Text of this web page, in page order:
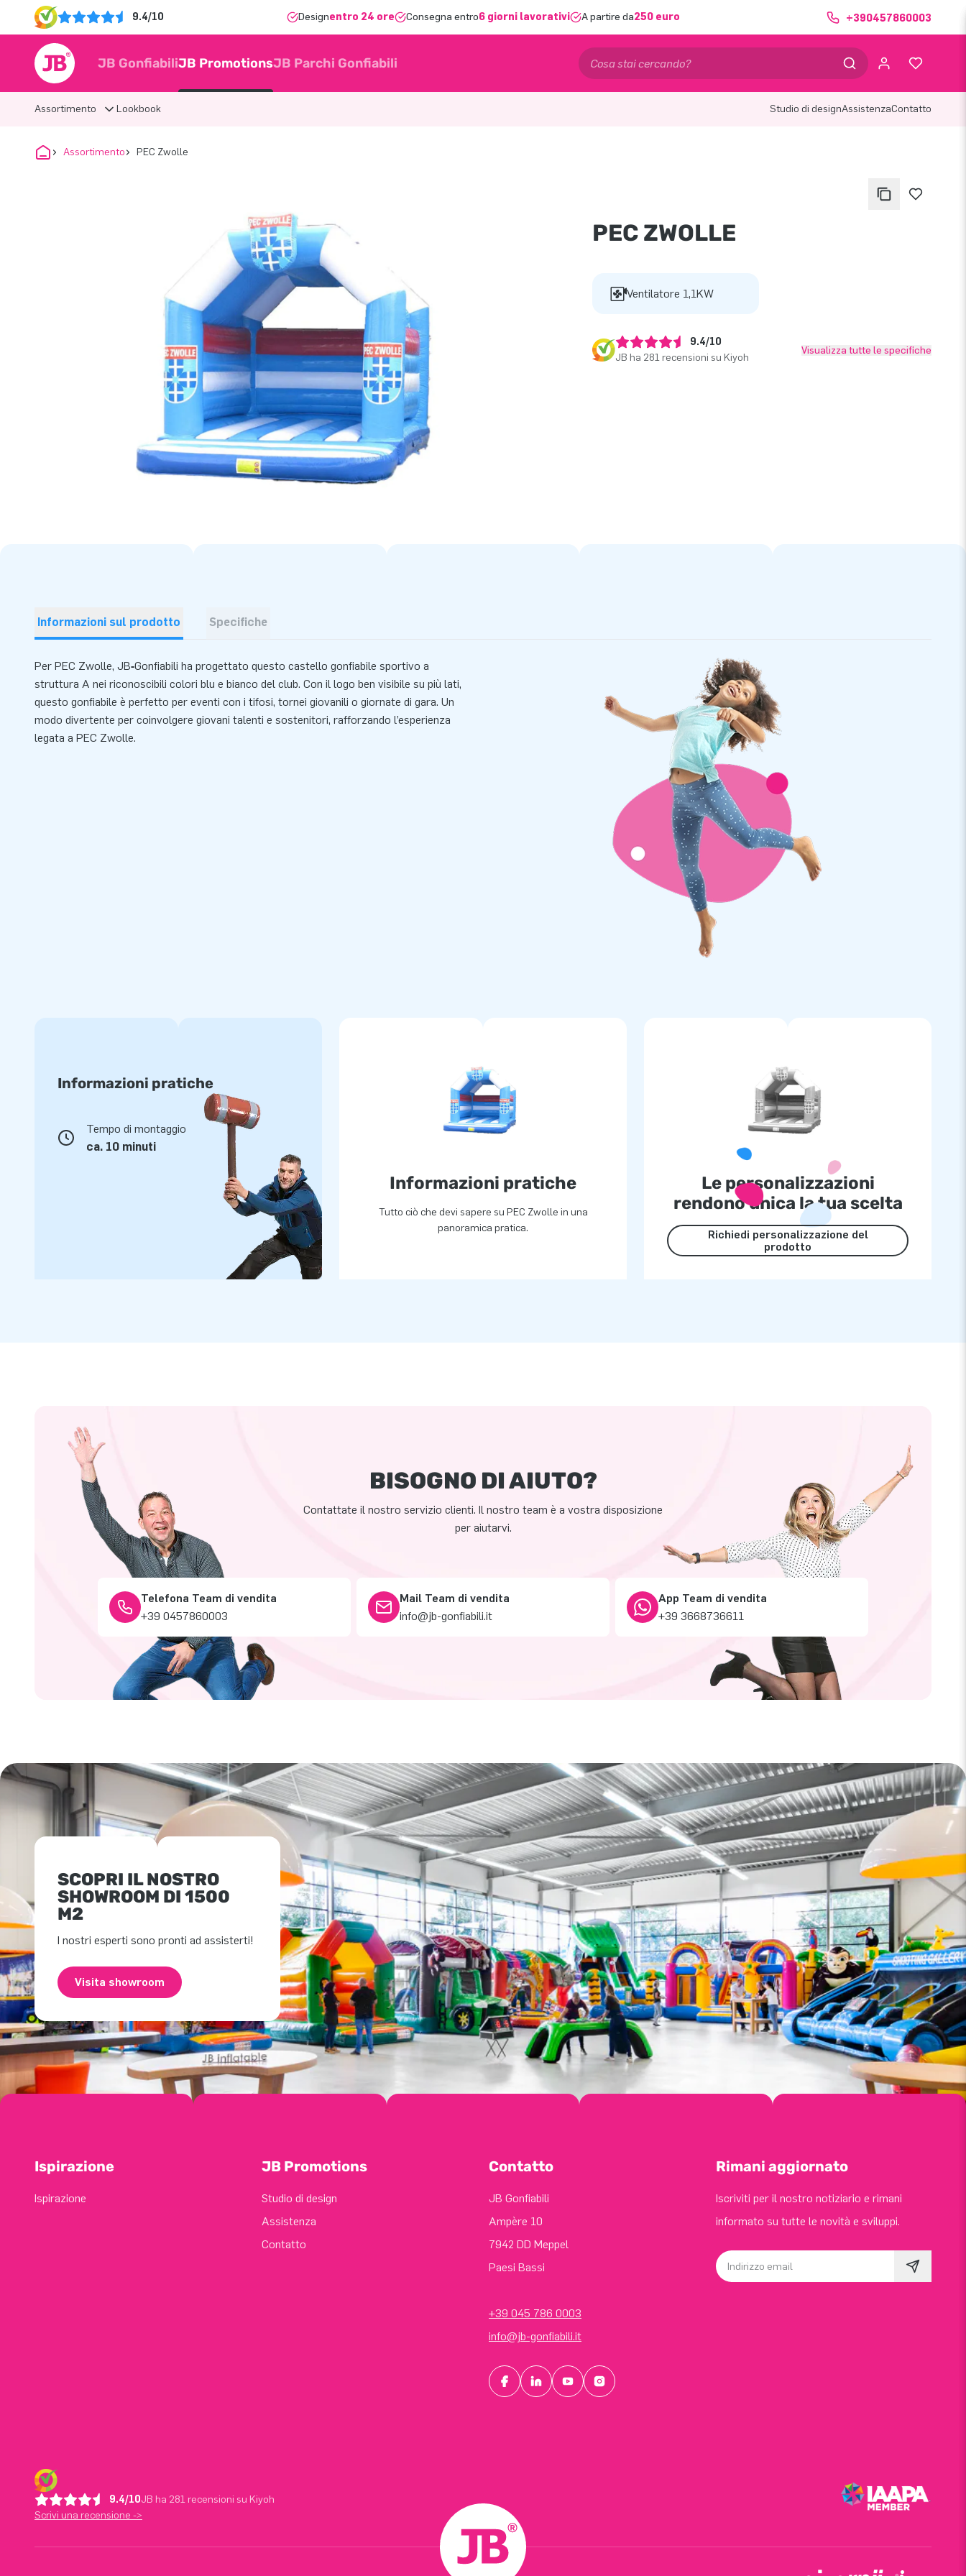
9.4/10 Designentro 24 ore Consegna entro6 giorni lavorativi A partire da250 euro +390457860003
JB GonfiabiliJB PromotionsJB Parchi Gonfiabili
Assortimento Lookbook Studio di designAssistenzaContatto
Assortimento PEC Zwolle
PEC ZWOLLE
Ventilatore 1,1KW
9.4/10
JB ha 281 recensioni su Kiyoh
Visualizza tutte le specifiche
Informazioni sul prodotto Specifiche
Per PEC Zwolle, JB‑Gonfiabili ha progettato questo castello gonfiabile sportivo a
struttura A nei riconoscibili colori blu e bianco del club. Con il logo ben visibile su più lati,
questo gonfiabile è perfetto per eventi con i tifosi, tornei giovanili o giornate di gara. Un
modo divertente per coinvolgere giovani talenti e sostenitori, rafforzando l’esperienza
legata a PEC Zwolle.
Informazioni pratiche
Tempo di montaggio
ca. 10 minuti
Informazioni pratiche
Tutto ciò che devi sapere su PEC Zwolle in una
panoramica pratica.
Le personalizzazioni
rendono unica la tua scelta
Richiedi personalizzazione del
prodotto
BISOGNO DI AIUTO?
Contattate il nostro servizio clienti. Il nostro team è a vostra disposizione
per aiutarvi.
Telefona Team di vendita
+39 0457860003
Mail Team di vendita
info@jb-gonfiabili.it
App Team di vendita
+39 3668736611
SCOPRI IL NOSTRO
SHOWROOM DI 1500
M2
I nostri esperti sono pronti ad assisterti!
Visita showroom
Ispirazione
Ispirazione
JB Promotions
Studio di design
Assistenza
Contatto
Contatto
JB Gonfiabili
Ampère 10
7942 DD Meppel
Paesi Bassi
+39 045 786 0003
info@jb-gonfiabili.it
Rimani aggiornato
Iscriviti per il nostro notiziario e rimani
informato su tutte le novità e sviluppi.
Indirizzo email
9.4/10JB ha 281 recensioni su Kiyoh
Scrivi una recensione ->